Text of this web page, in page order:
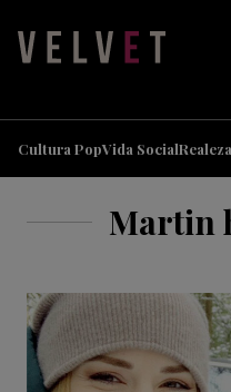
Cultura PopVida SocialRealeza
Martin